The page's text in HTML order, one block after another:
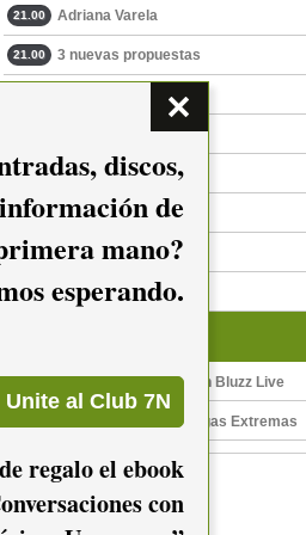
21.00 Adriana Varela
21.00 3 nuevas propuestas
Gabriel Mallada
22.00 Habáname
23.00 Carca
23.00 Supernova
24.00 Dostrescinco
Milongas Extremas en Bluzz Live
Autoretrato, de Milongas Extremas
discos,
de
mano?
esperando.
regalo el ebook
con